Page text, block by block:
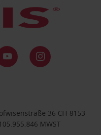
36 CH-8153
MWST